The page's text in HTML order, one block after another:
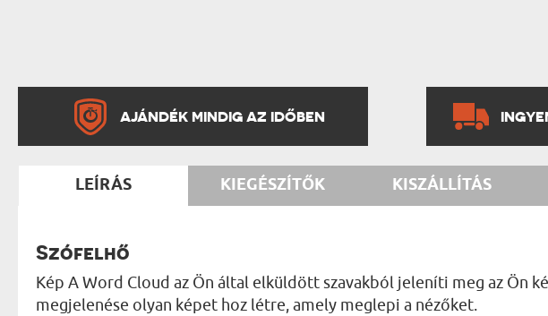
AJÁNDÉK MINDIG AZ IDŐBEN
LEÍRÁS KIEGÉSZÍTŐK KISZÁLLÍTÁS
Szófelhő
Kép A Word Cloud az Ön által elküldött szavakból jeleníti meg az Ön
megjelenése olyan képet hoz létre, amely meglepi a nézőket.